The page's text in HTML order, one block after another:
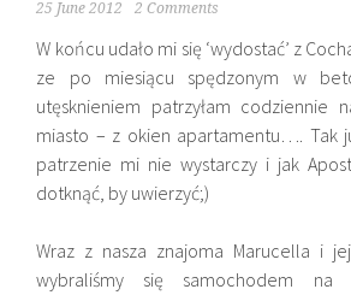
25 June 2012 2 Comments
W końcu udało mi się ‘wydostać’ z
ze po miesiącu spędzonym w
utęsknieniem patrzyłam codziennie
miasto – z okien apartamentu…. Tak
patrzenie mi nie wystarczy i jak
dotknąć, by uwierzyć;)
Wraz z nasza znajoma Marucella i
wybraliśmy się samochodem na